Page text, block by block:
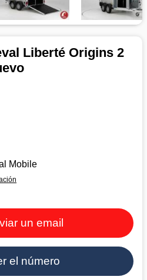
Liberté Origins 2
Mobile
un email
el número